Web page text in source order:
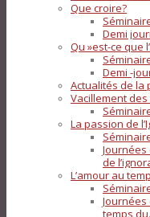
Que croire?
Demi
Qu »est-ce que
Demi -
Actualités de la
Vacillement
La passion de
Journées
de
L’amour au
Journées
temps